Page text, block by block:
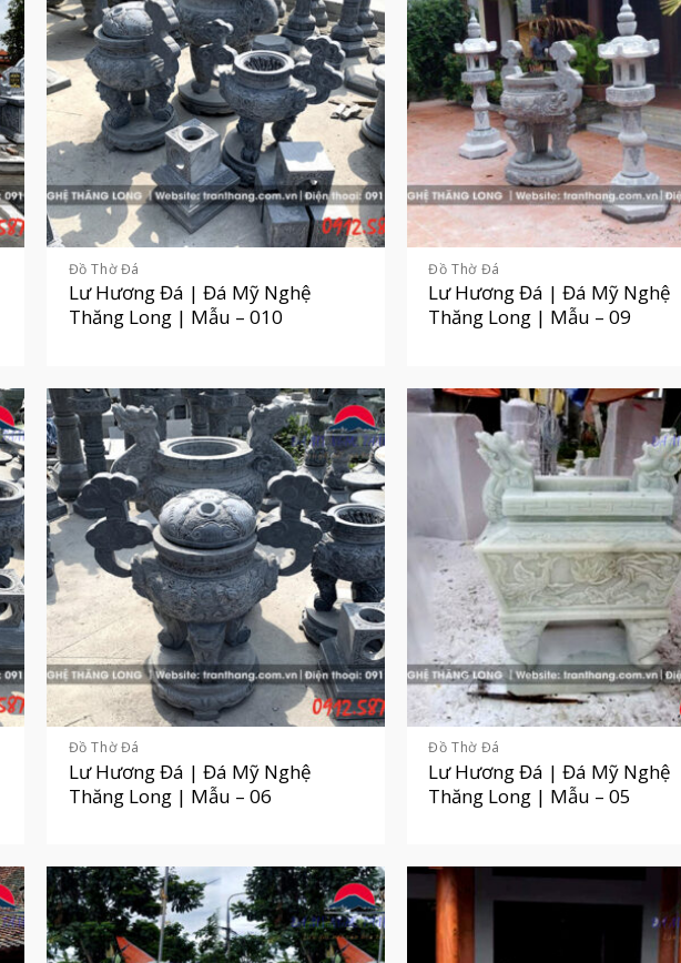
Đồ Thờ Đá
Lư Hương Đá | Đá Mỹ Nghệ
Thăng Long | Mẫu – 010
Đồ Thờ Đá
Lư Hương Đá | Đá Mỹ Nghệ
Thăng Long | Mẫu – 09
Đồ Thờ Đá
Lư Hương Đá | Đá Mỹ Nghệ
Thăng Long | Mẫu – 06
Đồ Thờ Đá
Lư Hương Đá | Đá Mỹ Nghệ
Thăng Long | Mẫu – 05